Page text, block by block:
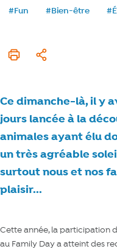
Tags
#Fun #Bien-être
Imprimer cet article
Partager
Ce dimanche-là, il y
jours lancée à la
animales ayant élu
un très agréable
surtout nous et nos
plaisir...
Cette année, la participation
au Family Day a atteint des